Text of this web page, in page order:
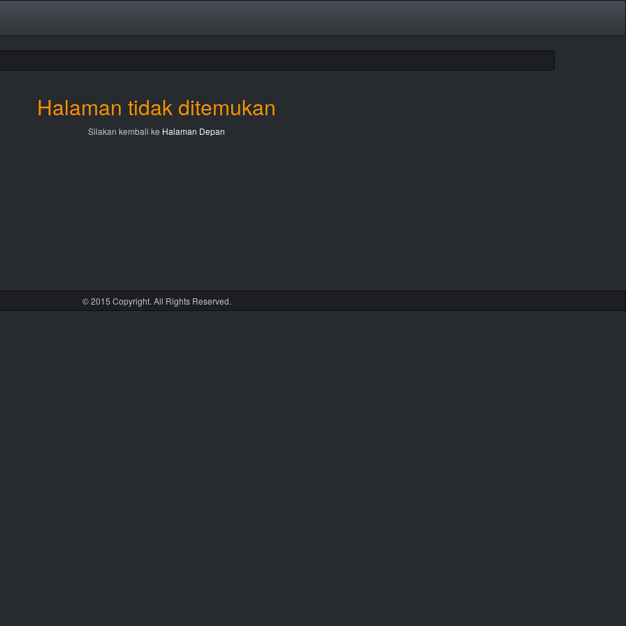
Halaman tidak ditemukan
Silakan kembali ke Halaman Depan
© 2015 Copyright. All Rights Reserved.